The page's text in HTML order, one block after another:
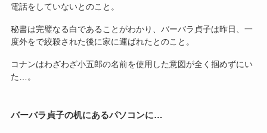
電話をしていないとのこと。
秘書は完璧なる白であることがわかり、バーバラ貞子は昨日、一
度外をで絞殺された後に家に運ばれたとのこと。
コナンはわざわざ小五郎の名前を使用した意図が全く掴めずにい
た…。
バーバラ貞子の机にあるパソコンに…